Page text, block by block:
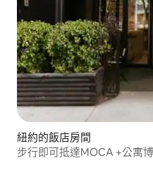
紐約的飯店房間
步行即可抵達MOCA +公寓